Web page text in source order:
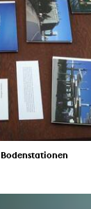
Bodenstationen